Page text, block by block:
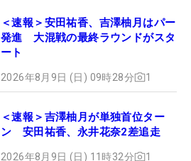
＜速報＞安田祐香、吉澤柚月はパー
発進 大混戦の最終ラウンドがスタ
ート
2026年8月9日 (日) 09時28分 1
＜速報＞吉澤柚月が単独首位ター
ン 安田祐香、永井花奈2差追走
2026年8月9日 (日) 11時32分 1